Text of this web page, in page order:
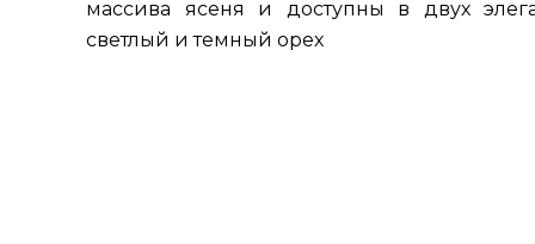
массива ясеня и доступны в двух
светлый и темный орех